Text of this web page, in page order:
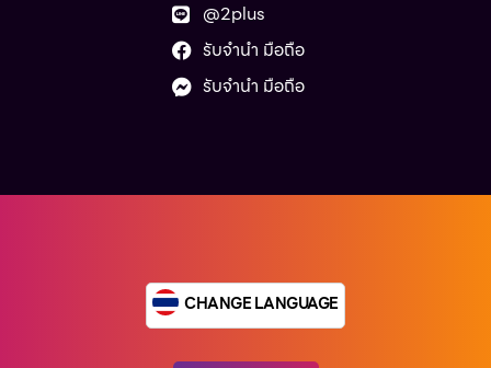
@2plus
รับจำนำ มือถือ
รับจำนำ มือถือ
CHANGE LANGUAGE